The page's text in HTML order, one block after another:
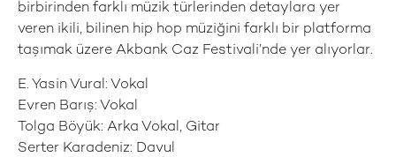
birbirinden farklı müzik türlerinden detaylara yer
veren ikili, bilinen hip hop müziğini farklı bir platforma
taşımak üzere Akbank Caz Festivali’nde yer alıyorlar.
E. Yasin Vural: Vokal
Evren Barış: Vokal
Tolga Böyük: Arka Vokal, Gitar
Serter Karadeniz: Davul